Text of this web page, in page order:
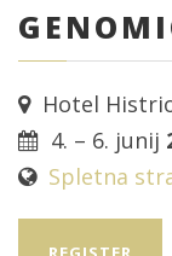
Hotel
4. – 6. junij
Spletna